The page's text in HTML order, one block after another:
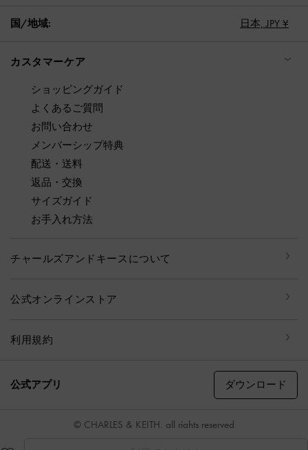
国/地域: 日本, JPY ¥
カスタマーケア
ショッピングガイド
よくあるご質問
お問い合わせ
メンバーシップ特典
配送・送料
返品・交換
サイズガイド
お手入れ方法
チャールズアンドキースについて
公式オンラインストア
利用規約
公式アプリ ダウンロード
© CHARLES & KEITH, all rights reserved